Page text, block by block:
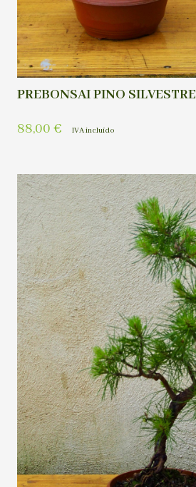
PREBONSAI PINO SILVESTRE
88,00 € IVA incluído